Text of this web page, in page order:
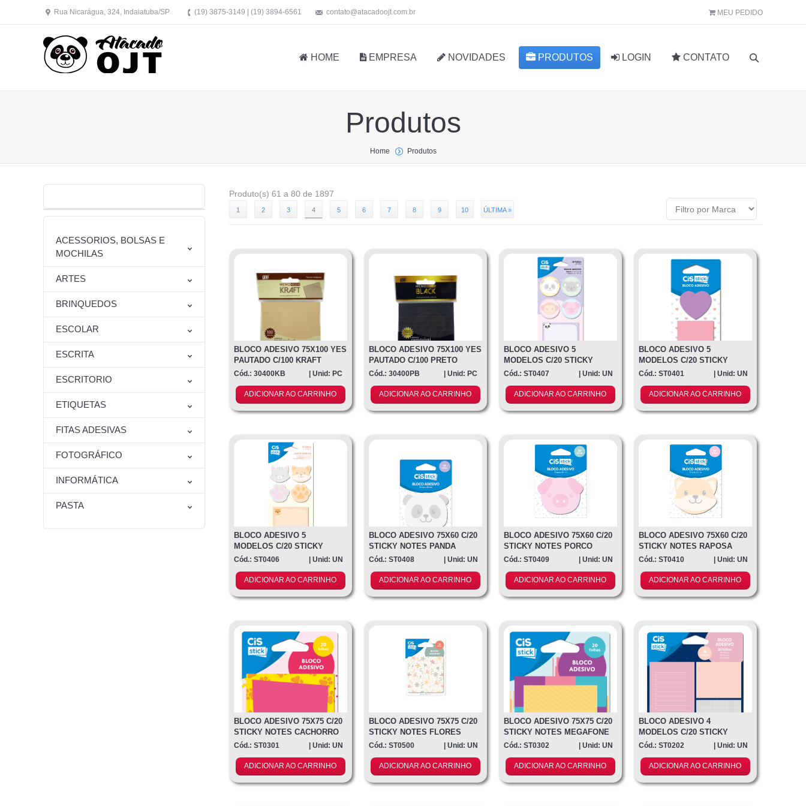
Rua Nicarágua, 324, Indaiatuba/SP (19) 3875-3149 | (19) 3894-6561 contato@atacadoojt.com.br MEU PEDIDO
HOME EMPRESA NOVIDADES PRODUTOS LOGIN CONTATO
Produtos
Home Produtos
Produto(s) 61 a 80 de 1897
1 2 3 4 5 6 7 8 9 10 ÚLTIMA »
BLOCO ADESIVO 75X100 YES
PAUTADO C/100 KRAFT
Cód.: 30400KB | Unid: PC
ADICIONAR AO CARRINHO
BLOCO ADESIVO 75X100 YES
PAUTADO C/100 PRETO
Cód.: 30400PB | Unid: PC
ADICIONAR AO CARRINHO
BLOCO ADESIVO 5
MODELOS C/20 STICKY
NOTES ANIMAIS
Cód.: ST0407 | Unid: UN
ADICIONAR AO CARRINHO
BLOCO ADESIVO 5
MODELOS C/20 STICKY
NOTES CORAÇÃO
Cód.: ST0401 | Unid: UN
ADICIONAR AO CARRINHO
BLOCO ADESIVO 5
MODELOS C/20 STICKY
NOTES GATO/RAP
Cód.: ST0406 | Unid: UN
ADICIONAR AO CARRINHO
BLOCO ADESIVO 75X60 C/20
STICKY NOTES PANDA
Cód.: ST0408 | Unid: UN
ADICIONAR AO CARRINHO
BLOCO ADESIVO 75X60 C/20
STICKY NOTES PORCO
Cód.: ST0409 | Unid: UN
ADICIONAR AO CARRINHO
BLOCO ADESIVO 75X60 C/20
STICKY NOTES RAPOSA
Cód.: ST0410 | Unid: UN
ADICIONAR AO CARRINHO
BLOCO ADESIVO 75X75 C/20
STICKY NOTES CACHORRO
Cód.: ST0301 | Unid: UN
ADICIONAR AO CARRINHO
BLOCO ADESIVO 75X75 C/20
STICKY NOTES FLORES
Cód.: ST0500 | Unid: UN
ADICIONAR AO CARRINHO
BLOCO ADESIVO 75X75 C/20
STICKY NOTES MEGAFONE
Cód.: ST0302 | Unid: UN
ADICIONAR AO CARRINHO
BLOCO ADESIVO 4
MODELOS C/20 STICKY
NOTES RETÂNGUL
Cód.: ST0202 | Unid: UN
ADICIONAR AO CARRINHO
ACESSORIOS, BOLSAS E
MOCHILAS
ARTES
BRINQUEDOS
ESCOLAR
ESCRITA
ESCRITORIO
ETIQUETAS
FITAS ADESIVAS
FOTOGRÁFICO
INFORMÁTICA
PASTA